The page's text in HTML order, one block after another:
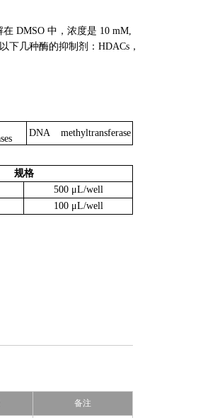
DMSO 中，浓度是 10 mM,
几种酶的抑制剂：HDACs，
DNA methyltransferase
规格
500 μL/well
100 μL/well
备注